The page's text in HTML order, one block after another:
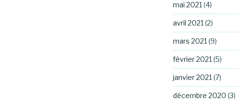
mai 2021 (4)
avril 2021 (2)
mars 2021 (9)
février 2021 (5)
janvier 2021 (7)
décembre 2020 (3)